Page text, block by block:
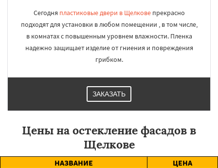
Сегодня пластиковые двери в Щелковепрекрасно
подходят для установки в любом помещении , в том числе,
в комнатах с повышенным уровнем влажности. Пленка
надежно защищает изделие от гниения и повреждения
грибком.
ЗАКАЗАТЬ
Цены на остекление фасадов в
Щелкове
НАЗВАНИЕ
ЦЕНА